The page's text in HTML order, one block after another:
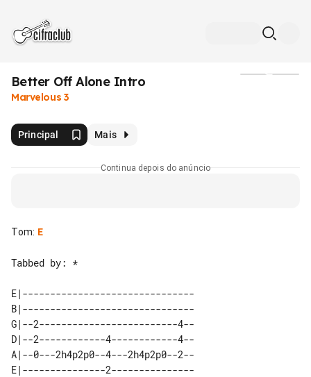
Better Off Alone Intro
Marvelous 3
Principal Mais
Continua depois do anúncio
Tom: E
Tabbed by: *
E|-------------------------------
B|-------------------------------
G|--2-------------------------4--
D|--2------------4------------4--
A|--0---2h4p2p0--4---2h4p2p0--2--
E|---------------2---------------